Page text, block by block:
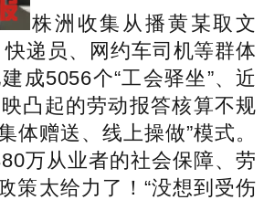
株洲收集从播黄某取文
递员、网约车司机等群体
成5056个“工会驿坐”、近
凸起的劳动报答核算不规
赠送、线上操做”模式。
万从业者的社会保障、劳
策太给力了！“没想到受伤